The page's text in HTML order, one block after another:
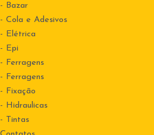
- Bazar
- Cola e Adesivos
- Elétrica
- Epi
- Ferragens
- Ferragens
- Fixação
- Hidraulicas
- Tintas